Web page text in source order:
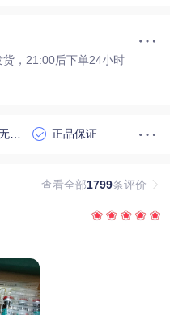
，21:00后下单24小时
不支持7天无理由退货 正品保证
查看全部1799条评价